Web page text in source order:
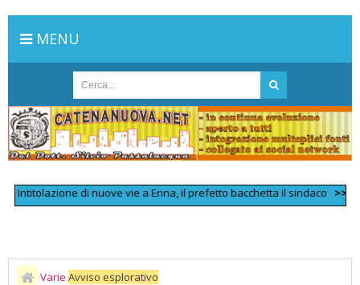
MENU
di nuove vie a Enna, il prefetto bacchetta il sindaco >>
Varie Avviso esplorativo